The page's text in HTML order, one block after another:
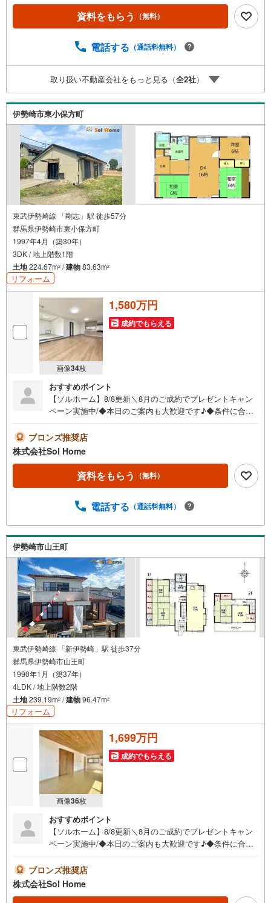
時間はお電話が繋がりやすくなっております。ぜひお気軽
にご連絡下さい！現地を見学される場合は「室内・現地を
だけますとスムーズにご案内が可能です。＝＝＝＝＝＝＝
資料をもらう （無料）
電話する （通話料無料）
取り扱い不動産会社をもっと見る（全2社）
伊勢崎市東小保方町
東武伊勢崎線 「剛志」駅 徒歩57分
群馬県伊勢崎市東小保方町
1997年4月（築30年）
3DK / 地上階数1階
土地224.67m2 /建物83.63m2
リフォーム
画像34枚
1,580万円
成約でもらえる
おすすめポイント
【ソルホーム】8/8更新＼8月のご成約でプレゼントキャン
ペーン実施中/◆本日のご案内も大歓迎です♪◆条件に合っ
欲しい、ローン相談をしたい、小さな疑問なども大歓迎で
す♪》＝＝＝＝＝＝＝＝＝＝＝＝＝＝＝＝＝＝＝＝＝＝＝
時間はお電話が繋がりやすくなっております。ぜひお気軽
にご連絡下さい！現地を見学される場合は「室内・現地を
だけますとスムーズにご案内が可能です。＝＝＝＝＝＝＝
ブロンズ推奨店
株式会社Sol Home
資料をもらう （無料）
電話する （通話料無料）
伊勢崎市山王町
東武伊勢崎線 「新伊勢崎」駅 徒歩37分
群馬県伊勢崎市山王町
1990年1月（築37年）
4LDK / 地上階数2階
土地239.19m2 /建物96.47m2
リフォーム
画像36枚
1,699万円
成約でもらえる
おすすめポイント
【ソルホーム】8/8更新＼8月のご成約でプレゼントキャン
ペーン実施中/◆本日のご案内も大歓迎です♪◆条件に合っ
欲しい、ローン相談をしたい、小さな疑問なども大歓迎で
す♪》＝＝＝＝＝＝＝＝＝＝＝＝＝＝＝＝＝＝＝＝＝＝＝
ブロンズ推奨店
株式会社Sol Home